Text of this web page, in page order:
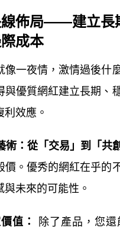
線佈局——建立長
成本
像一夜情，激情過後什
與優質網紅建立長期、
效應。
術：從「交易」到「共創
價。優秀的網紅在乎的
未來的可能性。
值：
除了產品，您